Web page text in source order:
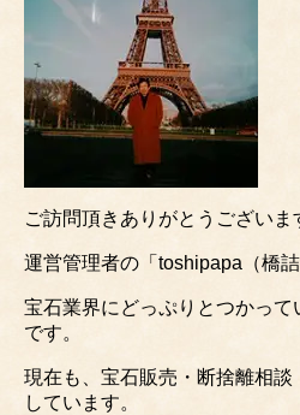
ご訪問頂きありがとうございま
運営管理者の「toshipapa（橋詰
宝石業界にどっぷりとつかっ
です。
現在も、宝石販売・断捨離相
しています。